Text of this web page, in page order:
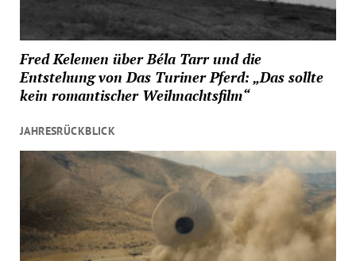
Fred Kelemen über Béla Tarr und die
Entstehung von Das Turiner Pferd: „Das sollte
kein romantischer Weihnachtsfilm“
JAHRESRÜCKBLICK